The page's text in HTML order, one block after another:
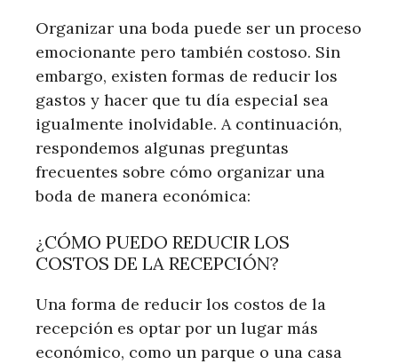
Organizar una boda puede ser un proceso
emocionante pero también costoso. Sin
embargo, existen formas de reducir los
gastos y hacer que tu día especial sea
igualmente inolvidable. A continuación,
respondemos algunas preguntas
frecuentes sobre cómo organizar una
boda de manera económica:
¿CÓMO PUEDO REDUCIR LOS
COSTOS DE LA RECEPCIÓN?
Una forma de reducir los costos de la
recepción es optar por un lugar más
económico, como un parque o una casa